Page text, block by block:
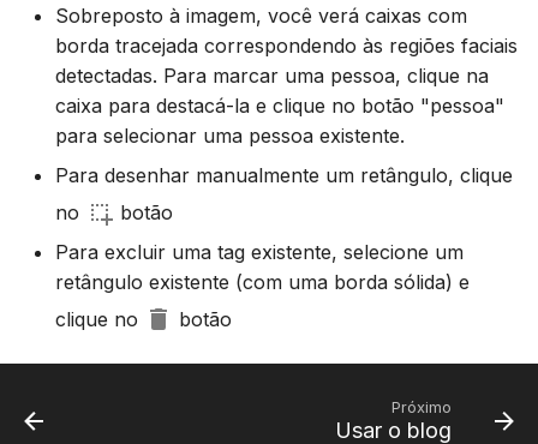
Українська
Hospedagem de mídia
S3
Limitar uso de CPU e
memória
Guia de atualização
Gramps 5.2
Sobreposto à imagem, você verá caixas com
borda tracejada correspondendo às regiões faciais
detectadas. Para marcar uma pessoa, clique na
caixa para destacá-la e clique no botão "pessoa"
para selecionar uma pessoa existente.
Para desenhar manualmente um retângulo, clique
no
botão
Para excluir uma tag existente, selecione um
retângulo existente (com uma borda sólida) e
clique no
botão
Próximo
Usar o blog